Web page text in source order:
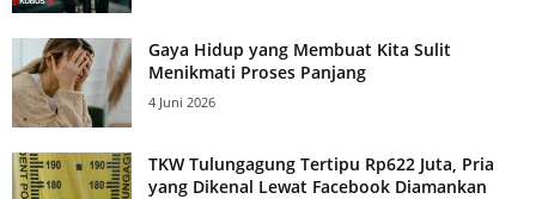
Gaya Hidup yang Membuat Kita Sulit
Menikmati Proses Panjang
4 Juni 2026
TKW Tulungagung Tertipu Rp622 Juta, Pria
yang Dikenal Lewat Facebook Diamankan